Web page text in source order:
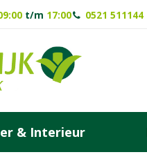
t/m 17:00 0521 511144
& Interieur